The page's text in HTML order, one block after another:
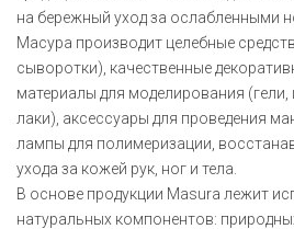
на бережный уход за ослабленными
Масура производит целебные
сыворотки), качественные
материалы для моделирования
лаки), аксессуары для проведения
лампы для полимеризации,
ухода за кожей рук, ног и тела.
В основе продукции Masura лежит
натуральных компонентов: